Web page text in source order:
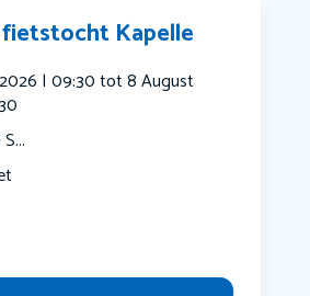
Kapelle
| 09:30 tot 8 August